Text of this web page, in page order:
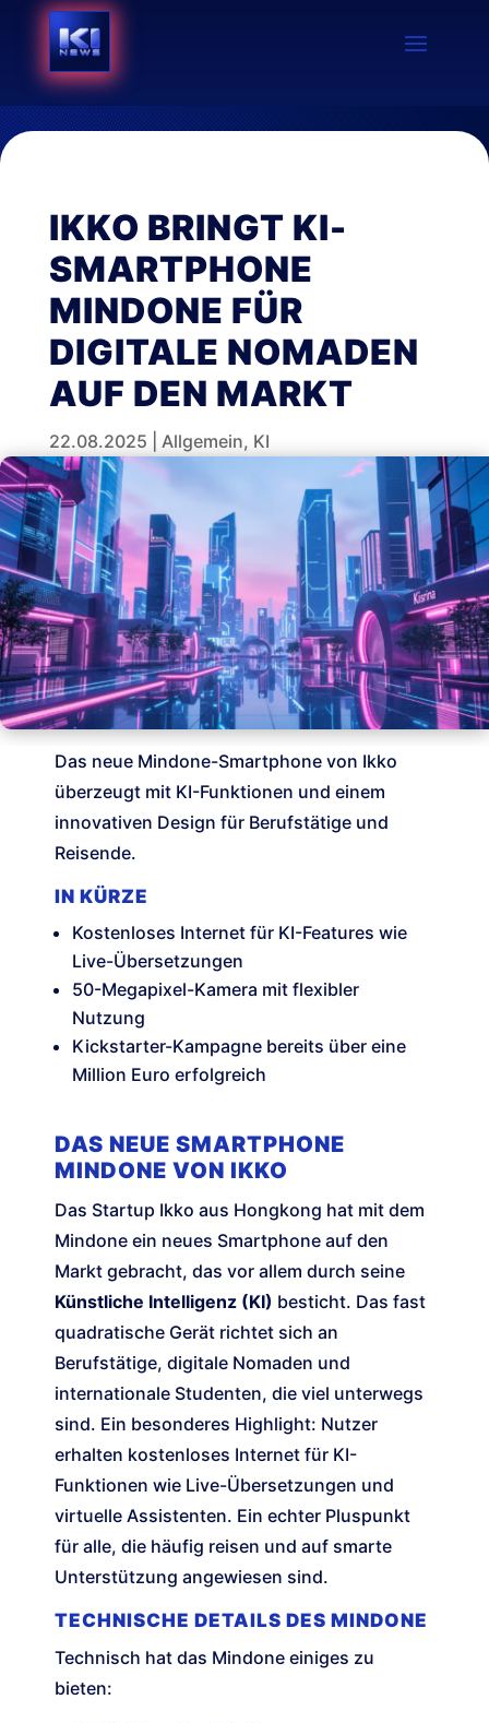
IKKO BRINGT KI-
SMARTPHONE
MINDONE FÜR
DIGITALE NOMADEN
AUF DEN MARKT
22.08.2025 Allgemein, KI
Das neue Mindone-Smartphone von Ikko
überzeugt mit KI-Funktionen und einem
innovativen Design für Berufstätige und
Reisende.
IN KÜRZE
Kostenloses Internet für KI-Features wie
Live-Übersetzungen
50-Megapixel-Kamera mit flexibler
Nutzung
Kickstarter-Kampagne bereits über eine
Million Euro erfolgreich
DAS NEUE SMARTPHONE
MINDONE VON IKKO
Das Startup Ikko aus Hongkong hat mit dem
Mindone ein neues Smartphone auf den
Markt gebracht, das vor allem durch seine
Künstliche Intelligenz (KI) besticht. Das fast
quadratische Gerät richtet sich an
Berufstätige, digitale Nomaden und
internationale Studenten, die viel unterwegs
sind. Ein besonderes Highlight: Nutzer
erhalten kostenloses Internet für KI-
Funktionen wie Live-Übersetzungen und
virtuelle Assistenten. Ein echter Pluspunkt
für alle, die häufig reisen und auf smarte
Unterstützung angewiesen sind.
TECHNISCHE DETAILS DES MINDONE
Technisch hat das Mindone einiges zu
bieten: